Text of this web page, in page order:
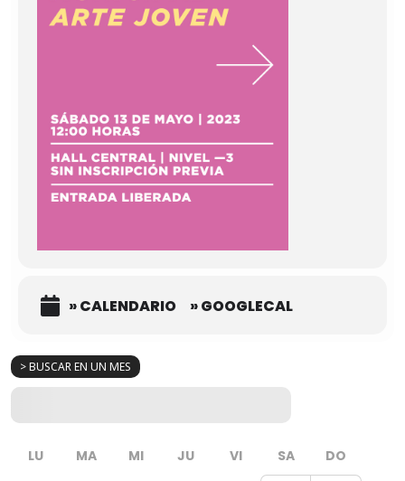
> BUSCAR EN UN MES
LU MA MI JU VI SA DO
» CALENDARIO » GOOGLECAL